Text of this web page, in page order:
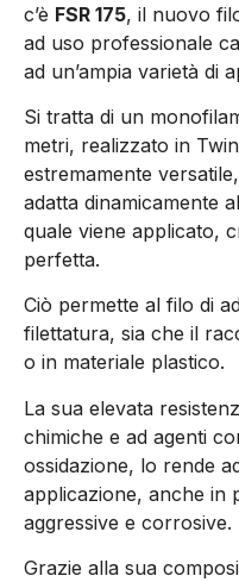
c’è FSR 175, il nuovo
ad uso professionale
ad un’ampia varietà di
Si tratta di un
metri, realizzato in
estremamente
adatta dinamicamente
quale viene applicato,
perfetta.
Ciò permette al filo di
filettatura, sia che il
o in materiale plastico.
La sua elevata
chimiche e ad agenti
ossidazione, lo rende
applicazione, anche in
aggressive e corrosive.
Grazie alla sua